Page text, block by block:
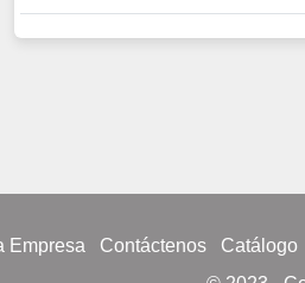
Empresa Contáctenos Catálogo